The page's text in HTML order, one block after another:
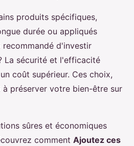
produits spécifiques,
durée ou appliqués
d'investir
La sécurité et l'efficacité
coût supérieur. Ces choix,
à préserver votre bien-être sur
sûres et économiques
comment Ajoutez ces